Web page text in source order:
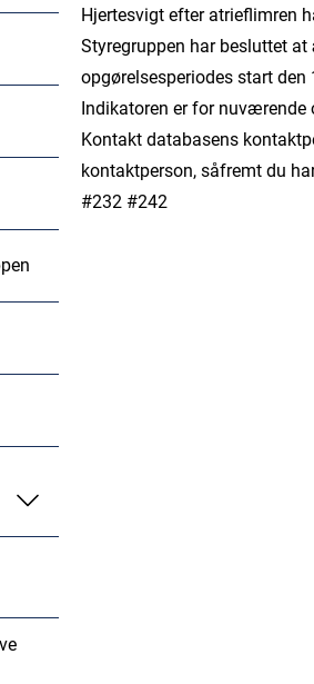
Hjertesvigt efter atrieflimren
Styregruppen har besluttet
opgørelsesperiodes start den
Indikatoren er for nuværende
Kontakt databasens
kontaktperson, såfremt du
#232 #242